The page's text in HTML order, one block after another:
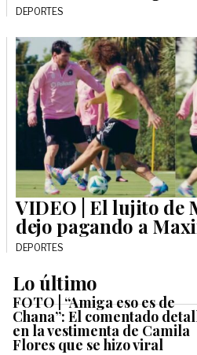
DEPORTES
VIDEO | El lujito de
dejo pagando a
DEPORTES
Lo último
FOTO | “Amiga eso es de
Chana”: El comentado
en la vestimenta de Camila
Flores que se hizo viral